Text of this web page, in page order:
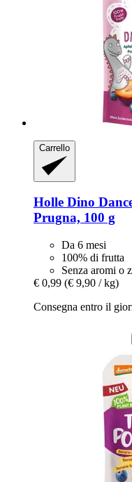
Carrello
Holle Dino
Prugna, 100 g
Da 6 mesi
100% di frutta
Senza aromi o
€ 0,99 (€ 9,90 / kg)
Consegna entro il